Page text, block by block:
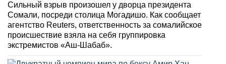
Сильный взрыв произошел у дворца президента
Сомали, посреди столица Могадишо. Как сообщает
агентство Reuters, ответственность за сомалийское
происшествие взяла на себя группировка
экстремистов «Аш-Шабаб».